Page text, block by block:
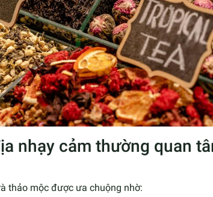
nhạy cảm thường quan
thảo mộc được ưa chuộng nhờ: